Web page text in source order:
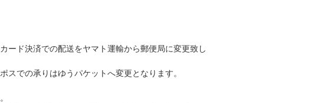
ード決済での配送をヤマト運輸から郵便局に変更致し
スでの承りはゆうパケットへ変更となります。